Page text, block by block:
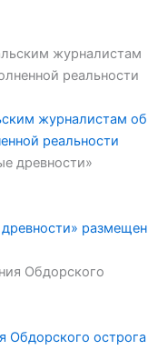
журналистам об
реальности
размещен
Обдорского острога